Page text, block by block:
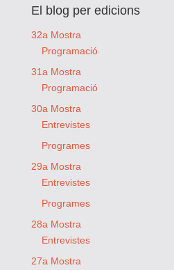
El blog per edicions
32a Mostra
Programació
31a Mostra
Programació
30a Mostra
Entrevistes
Programes
29a Mostra
Entrevistes
Programes
28a Mostra
Entrevistes
27a Mostra